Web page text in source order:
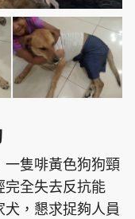
隻啡黃色狗狗頸
完全失去反抗能
，懇求捉夠人員